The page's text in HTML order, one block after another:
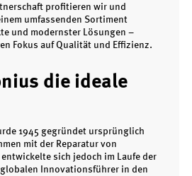
profitieren wir und
umfassenden Sortiment
und modernster Lösungen –
Fokus auf Qualität und Effizienz.
die ideale
1945 gegründet ursprünglich
mit der Reparatur von
sich jedoch im Laufe der
globalen Innovationsführer in den